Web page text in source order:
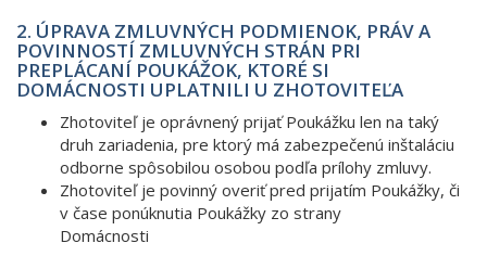
2. ÚPRAVA ZMLUVNÝCH PODMIENOK, PRÁV A
POVINNOSTÍ ZMLUVNÝCH STRÁN PRI
PREPLÁCANÍ POUKÁŽOK, KTORÉ SI
DOMÁCNOSTI UPLATNILI U ZHOTOVITEĽA
Zhotoviteľ je oprávnený prijať Poukážku len na taký
druh zariadenia, pre ktorý má zabezpečenú inštaláciu
odborne spôsobilou osobou podľa prílohy zmluvy.
Zhotoviteľ je povinný overiť pred prijatím Poukážky, či
v čase ponúknutia Poukážky zo strany
Domácnosti